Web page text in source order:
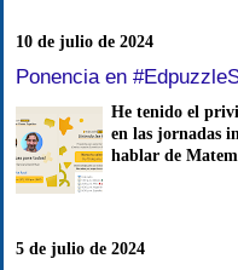
10 de julio de 2024
Ponencia en
He tenido el
en las jornadas
hablar de
5 de julio de 2024